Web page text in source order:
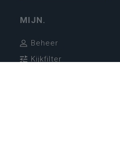
MIJN.
Beheer
Kijkfilter